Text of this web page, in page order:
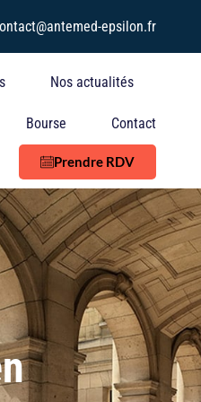
epsilon.fr
Nos actualités
Bourse Contact
Prendre RDV